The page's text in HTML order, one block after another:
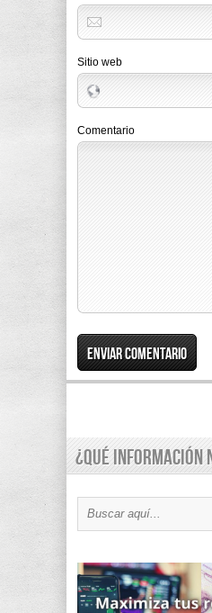
Sitio web
Comentario
¿Qué información